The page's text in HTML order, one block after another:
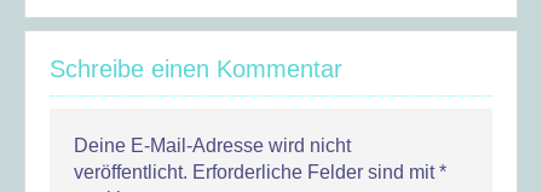
Schreibe einen Kommentar
Deine E-Mail-Adresse wird nicht
veröffentlicht. Erforderliche Felder sind mit*